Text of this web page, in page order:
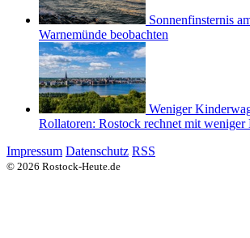
Sonnenfinsternis
Warnemünde beobachten
Weniger
Rollatoren: Rostock rechnet mit weniger
Impressum Datenschutz RSS
© 2026 Rostock-Heute.de